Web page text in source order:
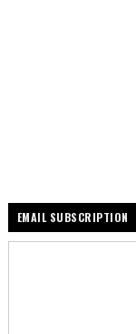
EMAIL SUBSCRIPTION